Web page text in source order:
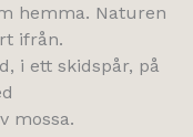
hemma. Naturen
ifrån.
i ett skidspår, på
mossa.